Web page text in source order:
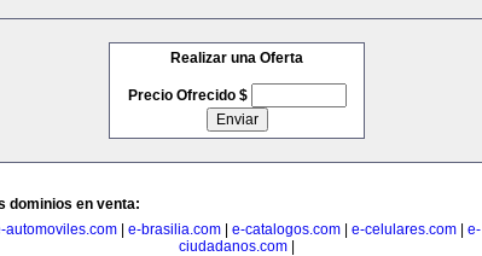
Realizar una Oferta
Precio Ofrecido $
dominios en venta:
automoviles.com
e-brasilia.com e-catalogos.com e-celulares.com
e-
ciudadanos.com